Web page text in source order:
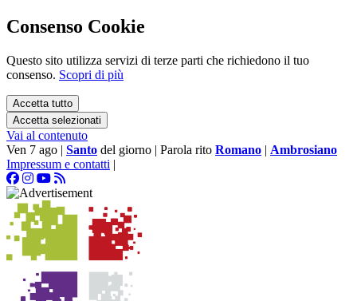
Consenso Cookie
Questo sito utilizza servizi di terze parti che richiedono il tuo
consenso. Scopri di più
Accetta tutto
Accetta selezionati
Vai al contenuto
Ven 7 ago | Santo del giorno | Parola rito Romano | Ambrosiano
Impressum e contatti |